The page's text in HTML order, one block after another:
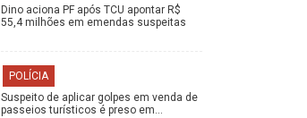
Dino aciona PF após TCU apontar R$
55,4 milhões em emendas suspeitas
POLÍCIA
Suspeito de aplicar golpes em venda de
passeios turísticos é preso em…